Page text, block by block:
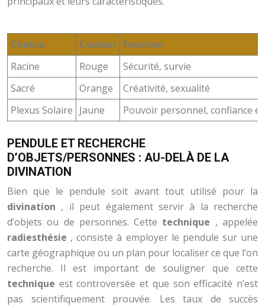
Chakra Couleur Fonction
Racine
Rouge
Sécurité, survie
Sacré
Orange
Créativité, sexualité
Plexus Solaire Jaune Pouvoir personnel, confiance
PENDULE ET RECHERCHE
D’OBJETS/PERSONNES : AU-DELÀ DE LA
DIVINATION
Bien que le pendule soit avant tout utilisé pour la
divination , il peut également servir à la recherche
d’objets ou de personnes. Cette technique , appelée
radiesthésie , consiste à employer le pendule sur une
carte géographique ou un plan pour localiser ce que l’on
recherche. Il est important de souligner que cette
technique est controversée et que son efficacité n’est
pas scientifiquement prouvée. Les taux de succès